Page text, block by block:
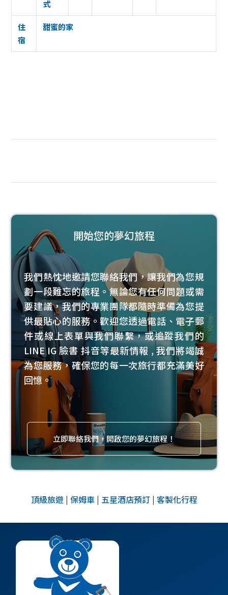
式
住
宿
甜蜜的家
開始您的夢幻旅程
我們熱忱地邀請您聯絡我們，讓我們為您規
劃一段難忘的旅程。無論您有任何問題或需
要建議，我們的專業團隊都隨時準備為您提
供最貼心的服務。歡迎您透過電話、電子郵
件或線上表單與我們聯繫，或追蹤我們的
LINE IG 臉書 抖音等最新情報 , 我們將竭誠
為您服務，確保您的每一次旅行都充滿美好
回憶。
立即聯絡我們，開啟您的夢幻旅程！
頂級旅遊| 保姆車| 五星酒店預訂| 客製化行程